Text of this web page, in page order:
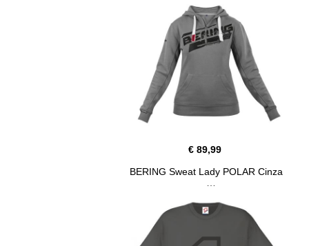
€ 89,99
BERING Sweat Lady POLAR Cinza